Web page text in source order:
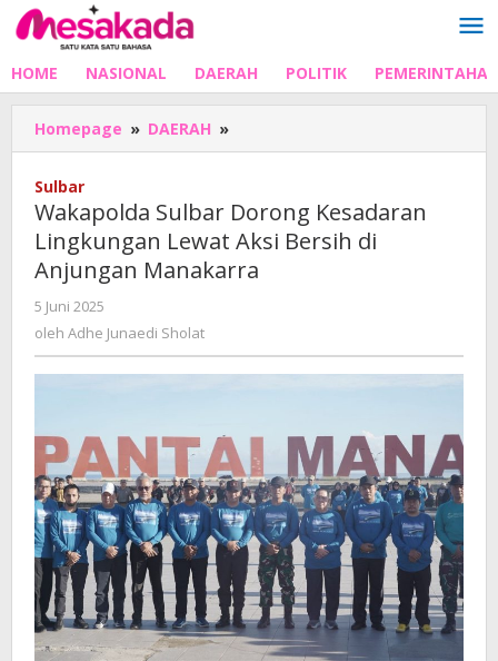
Lewati
ke
HOME NASIONAL DAERAH POLITIK
Homepage » DAERAH »
Sulbar
Lingkungan
Lewat
Aksi
Manakarra
Sulbar
Wakapolda Sulbar Dorong Kesadaran
Lingkungan Lewat Aksi Bersih di
Anjungan Manakarra
5 Juni 2025
oleh Adhe Junaedi Sholat